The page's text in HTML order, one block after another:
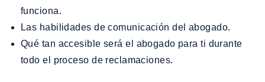
funciona.
Las habilidades de comunicación del abogado.
Qué tan accesible será el abogado para ti durante
todo el proceso de reclamaciones.